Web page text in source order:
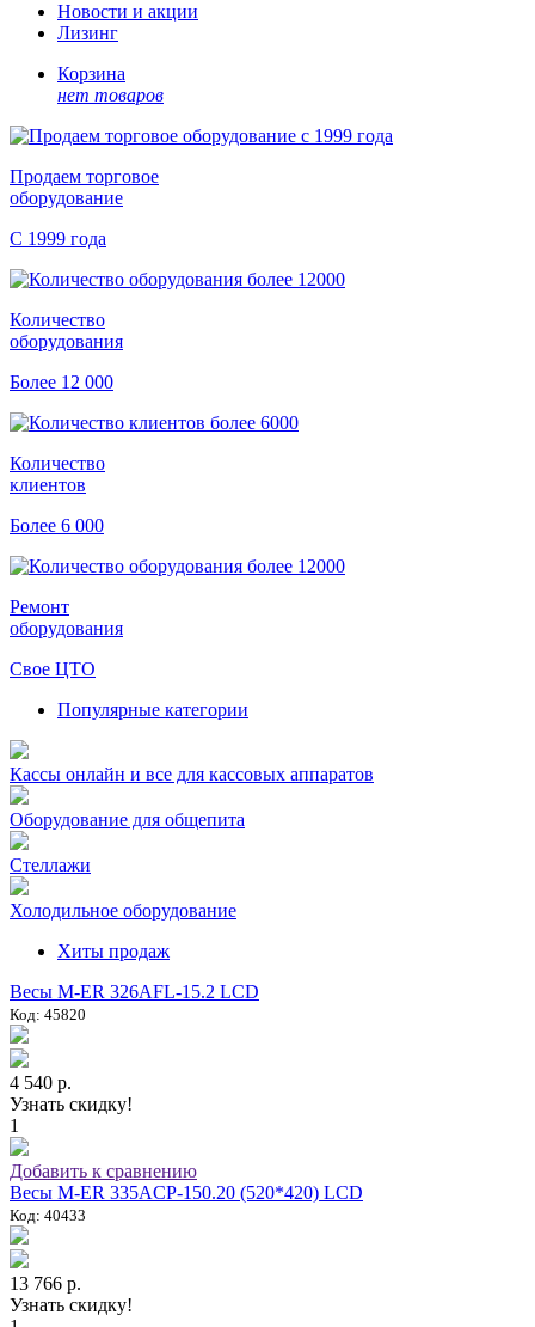
Новости и акции
Лизинг
Корзина
нет товаров
Продаем торговое
оборудование
С 1999 года
Количество
оборудования
Более 12 000
Количество
клиентов
Более 6 000
Ремонт
оборудования
Свое ЦТО
Популярные категории
Кассы онлайн и все для кассовых аппаратов
Оборудование для общепита
Стеллажи
Холодильное оборудование
Хиты продаж
Весы M-ER 326AFL-15.2 LCD
Код: 45820
4 540 р.
Узнать скидку!
1
Добавить к сравнению
Весы M-ER 335ACP-150.20 (520*420) LCD
Код: 40433
13 766 р.
Узнать скидку!